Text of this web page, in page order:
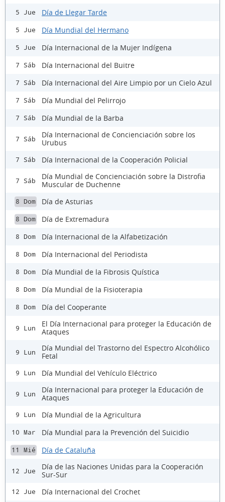
5 Jue Día de Llegar Tarde
5 Jue Día Mundial del Hermano
5 Jue Día Internacional de la Mujer Indígena
7 Sáb Día Internacional del Buitre
7 Sáb Día Internacional del Aire Limpio por un Cielo Azul
7 Sáb Día Mundial del Pelirrojo
7 Sáb Día Mundial de la Barba
7 Sáb
Día Internacional de Concienciación sobre los
Urubus
7 Sáb Día Internacional de la Cooperación Policial
7 Sáb
Día Mundial de Concienciación sobre la Distrofia
Muscular de Duchenne
8 Dom Día de Asturias
8 Dom Día de Extremadura
8 Dom Día Internacional de la Alfabetización
8 Dom Día Internacional del Periodista
8 Dom Día Mundial de la Fibrosis Quística
8 Dom Día Mundial de la Fisioterapia
8 Dom Día del Cooperante
9 Lun
El Día Internacional para proteger la Educación de
Ataques
9 Lun
Día Mundial del Trastorno del Espectro Alcohólico
Fetal
9 Lun Día Mundial del Vehículo Eléctrico
9 Lun
Día Internacional para proteger la Educación de
Ataques
9 Lun Día Mundial de la Agricultura
10 Mar Día Mundial para la Prevención del Suicidio
11 Mié Día de Cataluña
12 Jue
Día de las Naciones Unidas para la Cooperación
Sur-Sur
12 Jue Día Internacional del Crochet